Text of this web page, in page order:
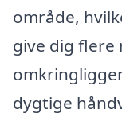
område,
give dig flere
dygtige